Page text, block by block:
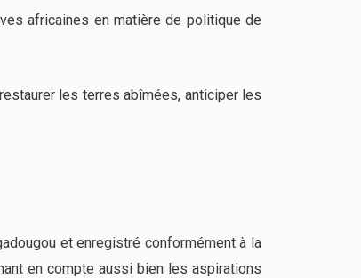
africaines en matière de politique de
les terres abîmées, anticiper les
et enregistré conformément à la
en compte aussi bien les aspirations